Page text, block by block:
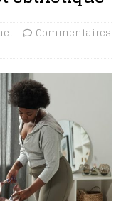
Commentaires